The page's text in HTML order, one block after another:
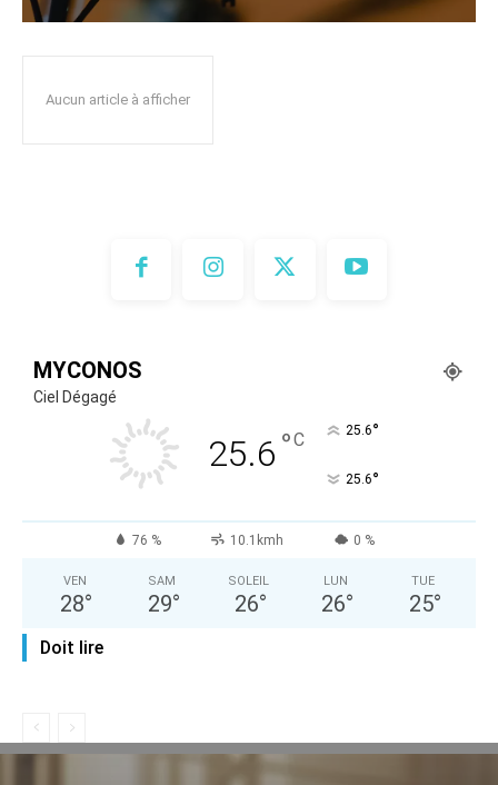
Aucun article à afficher
MYCONOS
Ciel Dégagé
25.6 °C 25.6°
25.6°
76 % 10.1kmh 0 %
VEN
28°
SAM
29°
SOLEIL
26°
LUN
26°
TUE
25°
Doit lire